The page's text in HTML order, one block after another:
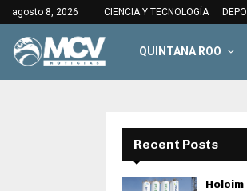
agosto 8, 2026 CIENCIA Y TECNOLOGÍA
QUINTANA ROO
Recent Posts